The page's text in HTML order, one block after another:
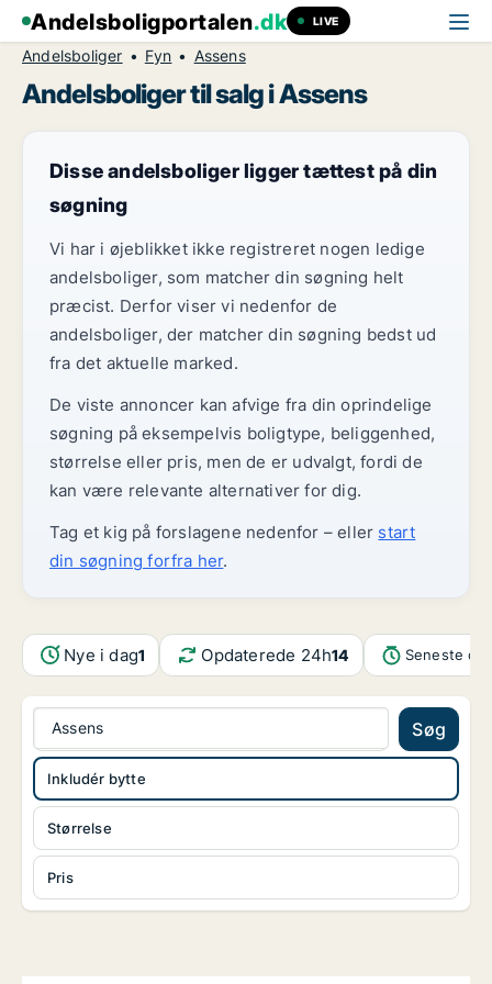
Andelsboligportalen.dk LIVE
Andelsboliger Fyn Assens
Andelsboliger til salg i Assens
Disse andelsboliger ligger tættest på din
søgning
Vi har i øjeblikket ikke registreret nogen ledige
andelsboliger, som matcher din søgning helt
præcist. Derfor viser vi nedenfor de
andelsboliger, der matcher din søgning bedst ud
fra det aktuelle marked.
De viste annoncer kan afvige fra din oprindelige
søgning på eksempelvis boligtype, beliggenhed,
størrelse eller pris, men de er udvalgt, fordi de
kan være relevante alternativer for dig.
Tag et kig på forslagene nedenfor – eller start
din søgning forfra her.
Nye i dag1 Opdaterede 24h14 Seneste
Assens Søg
Størrelse
Pris
Inkludér bytte